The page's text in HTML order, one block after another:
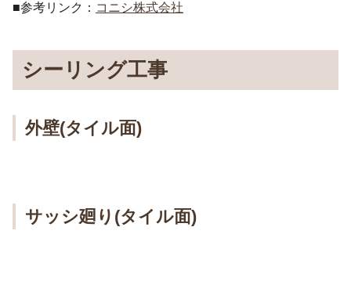
■参考リンク： コニシ株式会社
シーリング工事
外壁(タイル面)
サッシ廻り(タイル面)